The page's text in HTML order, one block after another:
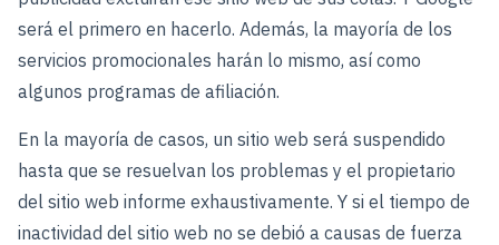
será el primero en hacerlo. Además, la mayoría de los
servicios promocionales harán lo mismo, así como
algunos programas de afiliación.
En la mayoría de casos, un sitio web será suspendido
hasta que se resuelvan los problemas y el propietario
del sitio web informe exhaustivamente. Y si el tiempo de
inactividad del sitio web no se debió a causas de fuerza